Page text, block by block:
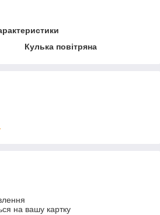
Кулька повітряна
на вашу картку